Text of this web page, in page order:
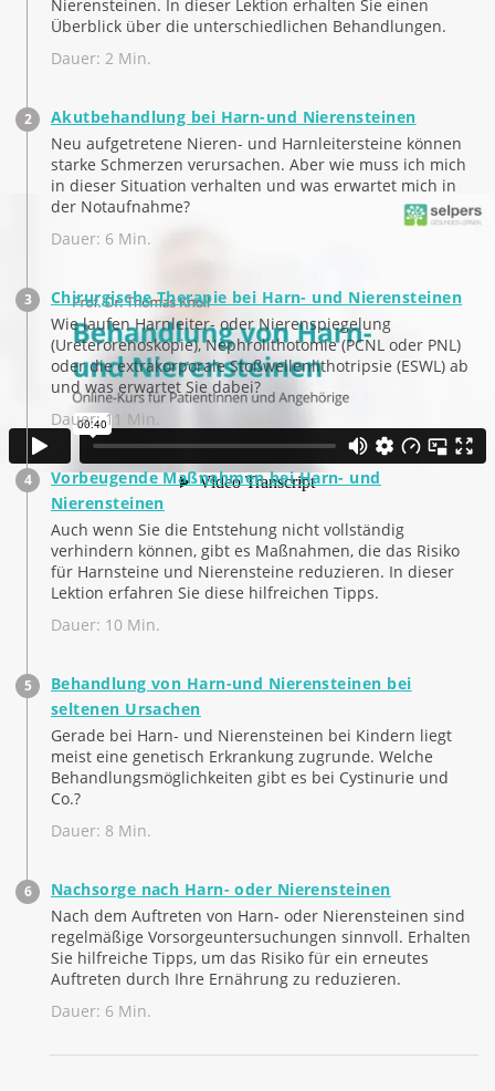
Nierensteinen. In dieser Lektion erhalten Sie einen
Überblick über die unterschiedlichen Behandlungen.
Dauer: 2 Min.
Akutbehandlung bei Harn-und Nierensteinen
Neu aufgetretene Nieren- und Harnleitersteine können
starke Schmerzen verursachen. Aber wie muss ich mich
in dieser Situation verhalten und was erwartet mich in
der Notaufnahme?
Dauer: 6 Min.
Chirurgische Therapie bei Harn- und Nierensteinen
Wie laufen Harnleiter- oder Nierenspiegelung
(Ureterorenoskopie), Nephrolithotomie (PCNL oder PNL)
oder die extrakorporale Stoßwellenlithotripsie (ESWL) ab
und was erwartet Sie dabei?
Dauer: 11 Min.
Vorbeugende Maßnahmen bei Harn- und
Nierensteinen
Auch wenn Sie die Entstehung nicht vollständig
verhindern können, gibt es Maßnahmen, die das Risiko
für Harnsteine und Nierensteine reduzieren. In dieser
Lektion erfahren Sie diese hilfreichen Tipps.
Dauer: 10 Min.
Behandlung von Harn-und Nierensteinen bei
seltenen Ursachen
Gerade bei Harn- und Nierensteinen bei Kindern liegt
meist eine genetisch Erkrankung zugrunde. Welche
Behandlungsmöglichkeiten gibt es bei Cystinurie und
Co.?
Dauer: 8 Min.
Nachsorge nach Harn- oder Nierensteinen
Nach dem Auftreten von Harn- oder Nierensteinen sind
regelmäßige Vorsorgeuntersuchungen sinnvoll. Erhalten
Sie hilfreiche Tipps, um das Risiko für ein erneutes
Auftreten durch Ihre Ernährung zu reduzieren.
Dauer: 6 Min.